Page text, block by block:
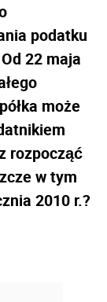
podatku
22 maja
może
rozpocząć
w tym
2010 r.?